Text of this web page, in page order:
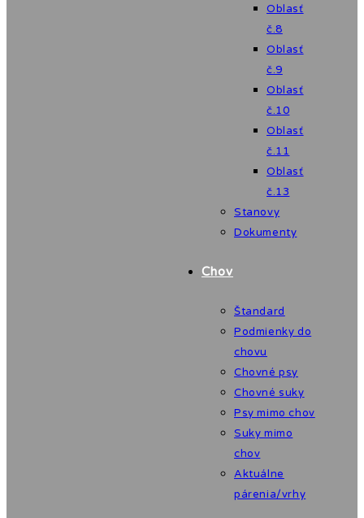
Oblasť
č.8
Oblasť
č.9
Oblasť
č.10
Oblasť
č.11
Oblasť
č.13
Stanovy
Dokumenty
Chov
Štandard
Podmienky do
chovu
Chovné psy
Chovné suky
Psy mimo chov
Suky mimo
chov
Aktuálne
párenia/vrhy